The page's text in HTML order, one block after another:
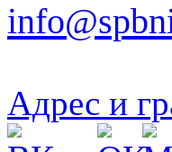
Адрес и